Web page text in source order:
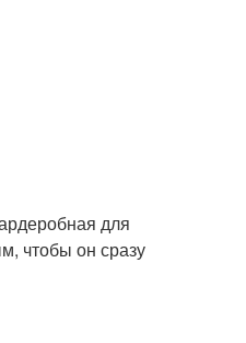
для
чтобы он сразу